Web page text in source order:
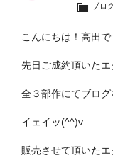
ブロ
こんにちは！高田で
先日ご成約頂いたエ
全３部作にてブロ
イェイッ(^^)v
販売させて頂いた